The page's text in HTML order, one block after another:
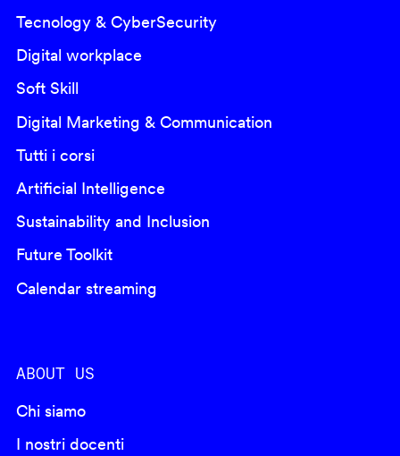
Tecnology & CyberSecurity
Digital workplace
Soft Skill
Digital Marketing & Communication
Tutti i corsi
Artificial Intelligence
Sustainability and Inclusion
Future Toolkit
Calendar streaming
ABOUT US
Chi siamo
I nostri docenti